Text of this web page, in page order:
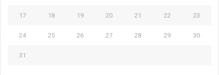
17 18 19 20 21 22 23
24 25 26 27 28 29 30
31